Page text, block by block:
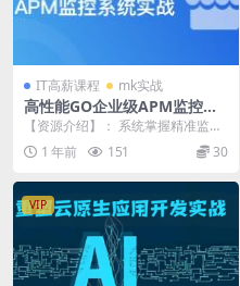
IT高薪课程 mk实战
高性能GO企业级APM监控系
统实
【资源介绍】： 系统掌握精准监
控、实时预警与快速响应核心技
能，助力成为开发和运维...
1 年前 151 30
VIP